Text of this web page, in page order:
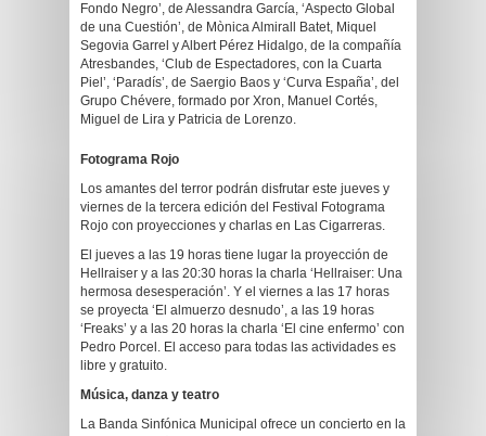
Fondo Negro’, de Alessandra García, ‘Aspecto Global
de una Cuestión’, de Mònica Almirall Batet, Miquel
Segovia Garrel y Albert Pérez Hidalgo, de la compañía
Atresbandes, ‘Club de Espectadores, con la Cuarta
Piel’, ‘Paradís’, de Saergio Baos y ‘Curva España’, del
Grupo Chévere, formado por Xron, Manuel Cortés,
Miguel de Lira y Patricia de Lorenzo.
Fotograma Rojo
Los amantes del terror podrán disfrutar este jueves y
viernes de la tercera edición del Festival Fotograma
Rojo con proyecciones y charlas en Las Cigarreras.
El jueves a las 19 horas tiene lugar la proyección de
Hellraiser y a las 20:30 horas la charla ‘Hellraiser: Una
hermosa desesperación’. Y el viernes a las 17 horas
se proyecta ‘El almuerzo desnudo’, a las 19 horas
‘Freaks’ y a las 20 horas la charla ‘El cine enfermo’ con
Pedro Porcel. El acceso para todas las actividades es
libre y gratuito.
Música, danza y teatro
La Banda Sinfónica Municipal ofrece un concierto en la